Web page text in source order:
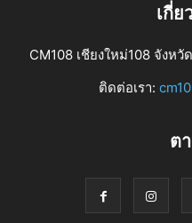
เกี่ย
CM108 เชียงใหม่108 จังห
ติดต่อเรา:
ต